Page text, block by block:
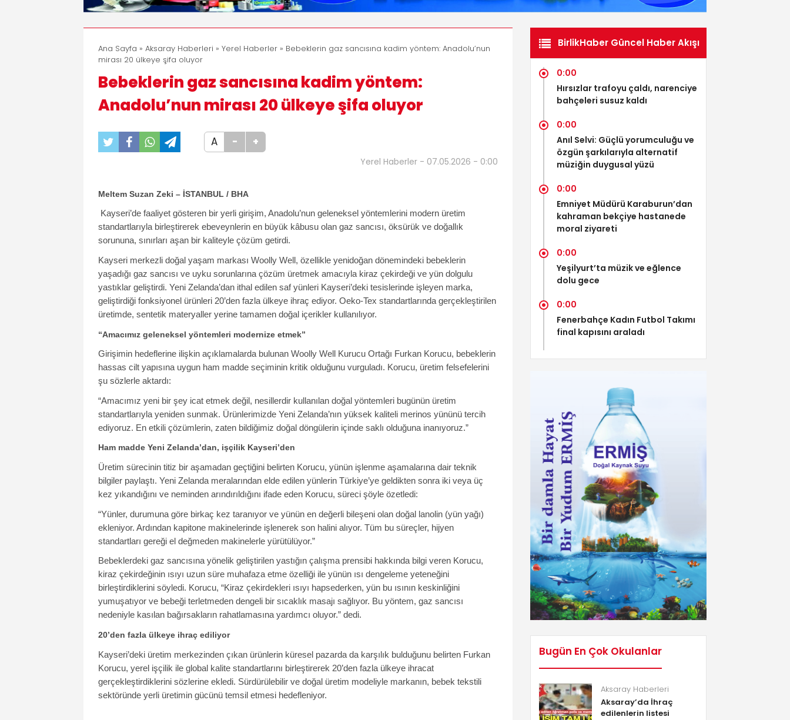
Ana Sayfa » Aksaray Haberleri » Yerel Haberler » Bebeklerin gaz sancısına kadim yöntem: Anadolu’nun
mirası 20 ülkeye şifa oluyor
Bebeklerin gaz sancısına kadim yöntem:
Anadolu’nun mirası 20 ülkeye şifa oluyor
A - +
Yerel Haberler - 07.05.2026 - 0:00
Meltem Suzan Zeki – İSTANBUL / BHA
Kayseri’de faaliyet gösteren bir yerli girişim, Anadolu’nun geleneksel yöntemlerini modern üretim
standartlarıyla birleştirerek ebeveynlerin en büyük kâbusu olan gaz sancısı, öksürük ve doğallık
sorununa, sınırları aşan bir kaliteyle çözüm getirdi.
Kayseri merkezli doğal yaşam markası Woolly Well, özellikle yenidoğan dönemindeki bebeklerin
yaşadığı gaz sancısı ve uyku sorunlarına çözüm üretmek amacıyla kiraz çekirdeği ve yün dolgulu
yastıklar geliştirdi. Yeni Zelanda’dan ithal edilen saf yünleri Kayseri’deki tesislerinde işleyen marka,
geliştirdiği fonksiyonel ürünleri 20’den fazla ülkeye ihraç ediyor. Oeko-Tex standartlarında gerçekleştirilen
üretimde, sentetik materyaller yerine tamamen doğal içerikler kullanılıyor.
“Amacımız geleneksel yöntemleri modernize etmek”
Girişimin hedeflerine ilişkin açıklamalarda bulunan Woolly Well Kurucu Ortağı Furkan Korucu, bebeklerin
hassas cilt yapısına uygun ham madde seçiminin kritik olduğunu vurguladı. Korucu, üretim felsefelerini
şu sözlerle aktardı:
“Amacımız yeni bir şey icat etmek değil, nesillerdir kullanılan doğal yöntemleri bugünün üretim
standartlarıyla yeniden sunmak. Ürünlerimizde Yeni Zelanda’nın yüksek kaliteli merinos yününü tercih
ediyoruz. En etkili çözümlerin, zaten bildiğimiz doğal döngülerin içinde saklı olduğuna inanıyoruz.”
Ham madde Yeni Zelanda’dan, işçilik Kayseri’den
Üretim sürecinin titiz bir aşamadan geçtiğini belirten Korucu, yünün işlenme aşamalarına dair teknik
bilgiler paylaştı. Yeni Zelanda meralarından elde edilen yünlerin Türkiye’ye geldikten sonra iki veya üç
kez yıkandığını ve neminden arındırıldığını ifade eden Korucu, süreci şöyle özetledi:
“Yünler, durumuna göre birkaç kez taranıyor ve yünün en değerli bileşeni olan doğal lanolin (yün yağı)
ekleniyor. Ardından kapitone makinelerinde işlenerek son halini alıyor. Tüm bu süreçler, hijyen
standartları gereği el değmeden makinelerle yürütülüyor.”
Bebeklerdeki gaz sancısına yönelik geliştirilen yastığın çalışma prensibi hakkında bilgi veren Korucu,
kiraz çekirdeğinin ısıyı uzun süre muhafaza etme özelliği ile yünün ısı dengeleme yeteneğini
birleştirdiklerini söyledi. Korucu, “Kiraz çekirdekleri ısıyı hapsederken, yün bu ısının keskinliğini
yumuşatıyor ve bebeği terletmeden dengeli bir sıcaklık masajı sağlıyor. Bu yöntem, gaz sancısı
nedeniyle kasılan bağırsakların rahatlamasına yardımcı oluyor.” dedi.
20’den fazla ülkeye ihraç ediliyor
Kayseri’deki üretim merkezinden çıkan ürünlerin küresel pazarda da karşılık bulduğunu belirten Furkan
Korucu, yerel işçilik ile global kalite standartlarını birleştirerek 20’den fazla ülkeye ihracat
gerçekleştirdiklerini sözlerine ekledi. Sürdürülebilir ve doğal üretim modeliyle markanın, bebek tekstili
sektöründe yerli üretimin gücünü temsil etmesi hedefleniyor.
BirlikHaber Güncel Haber Akışı
0:00
Hırsızlar trafoyu çaldı, narenciye
bahçeleri susuz kaldı
0:00
Anıl Selvi: Güçlü yorumculuğu ve
özgün şarkılarıyla alternatif
müziğin duygusal yüzü
0:00
Emniyet Müdürü Karaburun’dan
kahraman bekçiye hastanede
moral ziyareti
0:00
Yeşilyurt’ta müzik ve eğlence
dolu gece
0:00
Fenerbahçe Kadın Futbol Takımı
final kapısını araladı
Bugün En Çok Okulanlar
Aksaray Haberleri
Aksaray’da İhraç
edilenlerin listesi